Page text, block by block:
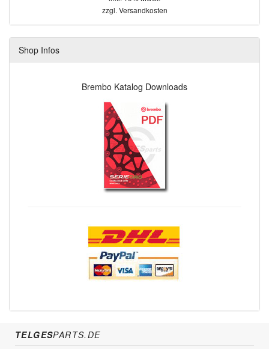
zzgl. Versandkosten
Shop Infos
Brembo Katalog Downloads
TELGESPARTS.DE